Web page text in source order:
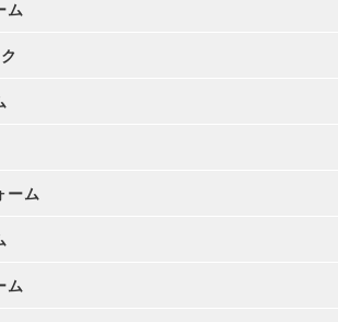
ム
ーム
ム